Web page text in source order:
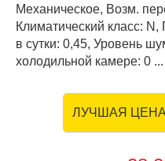
Механическое, Возм.
Климатический класс:
в сутки: 0,45, Уровень
холодильной камере: 0
ЛУЧШАЯ ЦЕНА